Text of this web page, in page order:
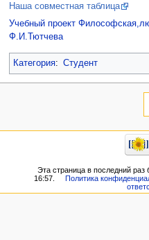
Наша совместная таблица
Учебный проект
Ф.И.Тютчева
Категория: Студент
Эта страница в последний раз
16:57.
Политика